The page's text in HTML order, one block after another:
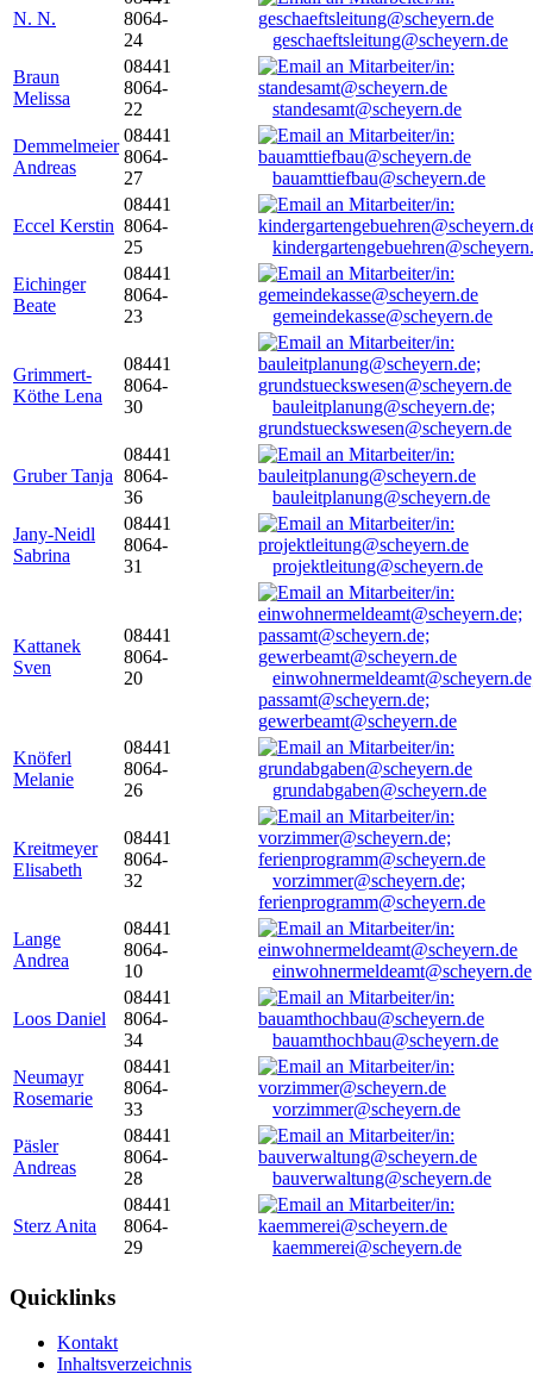
N. N.
8064-
24
geschaeftsleitung@scheyern.de
Braun
Melissa
08441
8064-
22
standesamt@scheyern.de
Demmelmeier
Andreas
08441
8064-
27
bauamttiefbau@scheyern.de
Eccel Kerstin
08441
8064-
25
Eichinger
Beate
08441
8064-
23
gemeindekasse@scheyern.de
Grimmert-
Köthe Lena
08441
8064-
30
bauleitplanung@scheyern.de;
grundstueckswesen@scheyern.de
Gruber Tanja
08441
8064-
36
bauleitplanung@scheyern.de
Jany-Neidl
Sabrina
08441
8064-
31
projektleitung@scheyern.de
Kattanek
Sven
08441
8064-
20
passamt@scheyern.de;
gewerbeamt@scheyern.de
Knöferl
Melanie
08441
8064-
26
grundabgaben@scheyern.de
Kreitmeyer
Elisabeth
08441
8064-
32
vorzimmer@scheyern.de;
ferienprogramm@scheyern.de
Lange
Andrea
08441
8064-
10
einwohnermeldeamt@scheyern.de
Loos Daniel
08441
8064-
34
bauamthochbau@scheyern.de
Neumayr
Rosemarie
08441
8064-
33
vorzimmer@scheyern.de
Päsler
Andreas
08441
8064-
28
bauverwaltung@scheyern.de
Sterz Anita
08441
8064-
29
kaemmerei@scheyern.de
Quicklinks
Kontakt
Inhaltsverzeichnis